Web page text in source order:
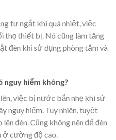
tự ngắt khi quá nhiệt, việc
thọ thiết bị. Nó cũng làm tăng
đèn khi sử dụng phòng tắm và
nguy hiểm không?
việc bị nước bắn nhẹ khi sử
nguy hiểm. Tuy nhiên, tuyệt
đèn. Cũng không nên để đèn
ở cường độ cao.